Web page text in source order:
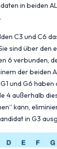
in beiden
C3 und C6
sind über den
6 verbunden,
der beiden
und G6
4 außerhalb
kann,
in G3